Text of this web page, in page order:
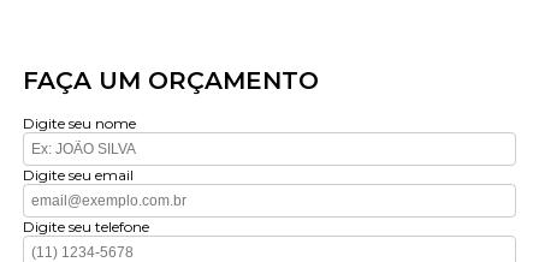
FAÇA UM ORÇAMENTO
Digite seu nome
Digite seu email
Digite seu telefone